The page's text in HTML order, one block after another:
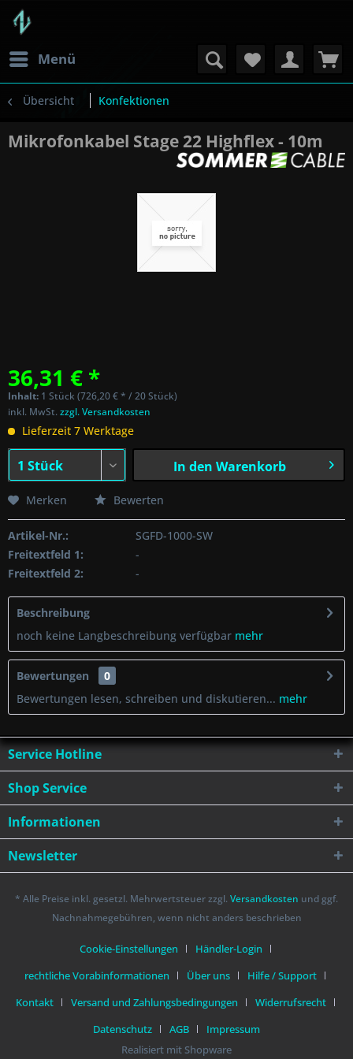
Menü
Übersicht Konfektionen
Mikrofonkabel Stage 22 Highflex - 10m
36,31 € *
Inhalt: 1 Stück (726,20 € * / 20 Stück)
inkl. MwSt.zzgl. Versandkosten
Lieferzeit 7 Werktage
In den Warenkorb
Merken Bewerten
Artikel-Nr.:
SGFD-1000-SW
Freitextfeld 1:
-
Freitextfeld 2:
-
Beschreibung
noch keine Langbeschreibung verfügbar mehr
Bewertungen
0
Bewertungen lesen, schreiben und diskutieren... mehr
Service Hotline
Shop Service
Informationen
Newsletter
* Alle Preise inkl. gesetzl. Mehrwertsteuer zzgl. Versandkosten und ggf.
Nachnahmegebühren, wenn nicht anders beschrieben
Cookie-Einstellungen
Händler-Login
rechtliche Vorabinformationen
Über uns
Hilfe / Support
Kontakt
Versand und Zahlungsbedingungen
Widerrufsrecht
Datenschutz
AGB
Impressum
Realisiert mit Shopware